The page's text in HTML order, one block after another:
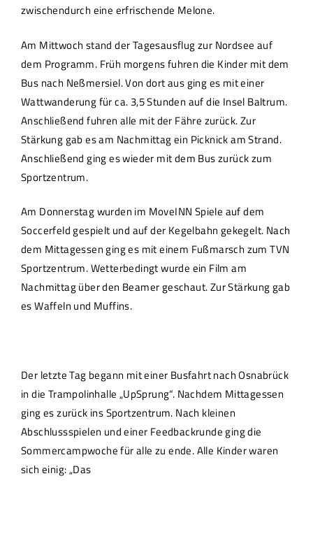
zwischendurch eine erfrischende Melone.
Am Mittwoch stand der Tagesausflug zur Nordsee auf
dem Programm. Früh morgens fuhren die Kinder mit dem
Bus nach Neßmersiel. Von dort aus ging es mit einer
Wattwanderung für ca. 3,5 Stunden auf die Insel Baltrum.
Anschließend fuhren alle mit der Fähre zurück. Zur
Stärkung gab es am Nachmittag ein Picknick am Strand.
Anschließend ging es wieder mit dem Bus zurück zum
Sportzentrum.
Am Donnerstag wurden im MoveINN Spiele auf dem
Soccerfeld gespielt und auf der Kegelbahn gekegelt. Nach
dem Mittagessen ging es mit einem Fußmarsch zum TVN
Sportzentrum. Wetterbedingt wurde ein Film am
Nachmittag über den Beamer geschaut. Zur Stärkung gab
es Waffeln und Muffins.
Der letzte Tag begann mit einer Busfahrt nach Osnabrück
in die Trampolinhalle „UpSprung“. Nachdem Mittagessen
ging es zurück ins Sportzentrum. Nach kleinen
Abschlussspielen und einer Feedbackrunde ging die
Sommercampwoche für alle zu ende. Alle Kinder waren
sich einig: „Das